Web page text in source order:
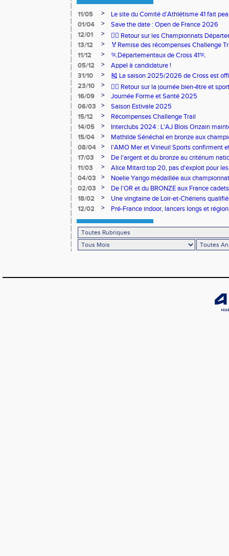
11/05 >
Le site du Comité d’Athlétisme 41 fait
01/04
>
Save the date : Open de France 2026
12/01
>
🏃‍♂️ Retour sur les Championnats
13/12
>
🏅Remise des récompenses Challenge
11/12
>
🏃Départementaux de Cross 41🏃
05/12
>
Appel à candidature !
31/10
>
🎽 La saison 2025/2026 de Cross est
23/10
>
🧘‍♀️ Retour sur la journée bien-être et
16/09
>
Journée Forme et Santé 2025
06/03
>
Saison Estivale 2025
15/12
>
Récompenses Challenge Trail
14/05
>
Interclubs 2024 : L'AJ Blois Onzain
Romorantin en N2B
15/04 >
Mathilde Sénéchal en bronze aux
08/04
>
l'AMO Mer et Vineuil Sports confirment
benjamins
17/03 >
De l'argent et du bronze au critérium
11/03
>
Alice Mitard top 20, pas d'exploit pour
04/03
>
Noelie Yarigo médaillée aux
02/03
>
De l'OR et du BRONZE aux France
18/02
>
Une vingtaine de Loir-et-Chériens
12/02
> Pré-France indoor, lancers longs et